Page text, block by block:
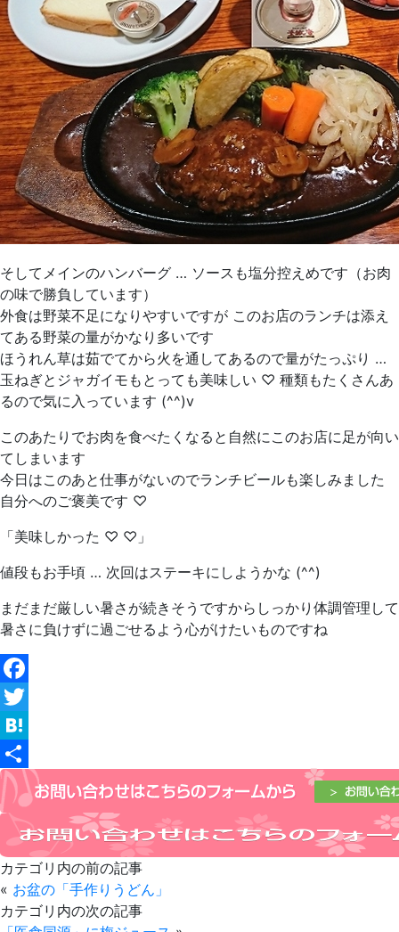
そしてメインのハンバーグ … ソースも塩分控えめです（お肉
の味で勝負しています）
外食は野菜不足になりやすいですが このお店のランチは添え
てある野菜の量がかなり多いです
ほうれん草は茹でてから火を通してあるので量がたっぷり …
玉ねぎとジャガイモもとっても美味しい ♡ 種類もたくさんあ
るので気に入っています (^^)v
このあたりでお肉を食べたくなると自然にこのお店に足が向い
てしまいます
今日はこのあと仕事がないのでランチビールも楽しみました
自分へのご褒美です ♡
「美味しかった ♡ ♡」
値段もお手頃 … 次回はステーキにしようかな (^^)
まだまだ厳しい暑さが続きそうですからしっかり体調管理して
暑さに負けずに過ごせるよう心がけたいものですね
Facebook
Twitter
Hatena
共
有
カテゴリ内の前の記事
« お盆の「手作りうどん」
カテゴリ内の次の記事